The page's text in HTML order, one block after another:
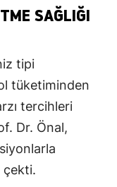
SAĞLIĞI
tipi
tüketiminden
tercihleri
Dr. Önal,
çekti.